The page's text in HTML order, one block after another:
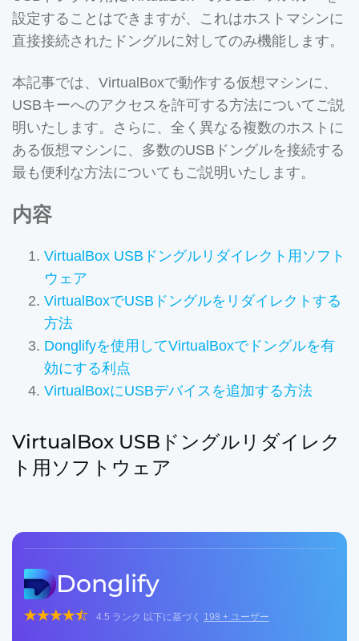
設定することはできますが、これはホストマシンに
直接接続されたドングルに対してのみ機能します。
本記事では、VirtualBoxで動作する仮想マシンに、
USBキーへのアクセスを許可する方法についてご説
明いたします。さらに、全く異なる複数のホストに
ある仮想マシンに、多数のUSBドングルを接続する
最も便利な方法についてもご説明いたします。
内容
VirtualBox USBドングルリダイレクト用ソフト
ウェア
VirtualBoxでUSBドングルをリダイレクトする
方法
Donglifyを使用してVirtualBoxでドングルを有
効にする利点
VirtualBoxにUSBデバイスを追加する方法
VirtualBox USBドングルリダイレク
ト用ソフトウェア
Donglify
4.5 ランク 以下に基づく 198 + ユーザー